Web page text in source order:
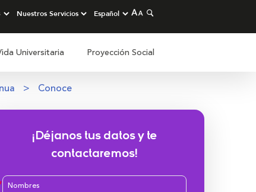
Universitaria Proyección Social
Conoce
¡Déjanos tus datos y te
contactaremos!